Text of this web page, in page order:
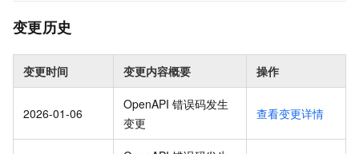
变更历史
变更时间 变更内容概要 操作
2026-01-06
OpenAPI 错误码发生
变更
查看变更详情